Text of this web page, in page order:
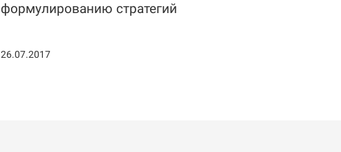
формулированию стратегий
26.07.2017